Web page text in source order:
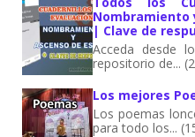
Nombramiento
| Clave de
Acceda desde
repositorio de...
Los mejores
Los poemas
para todo los...